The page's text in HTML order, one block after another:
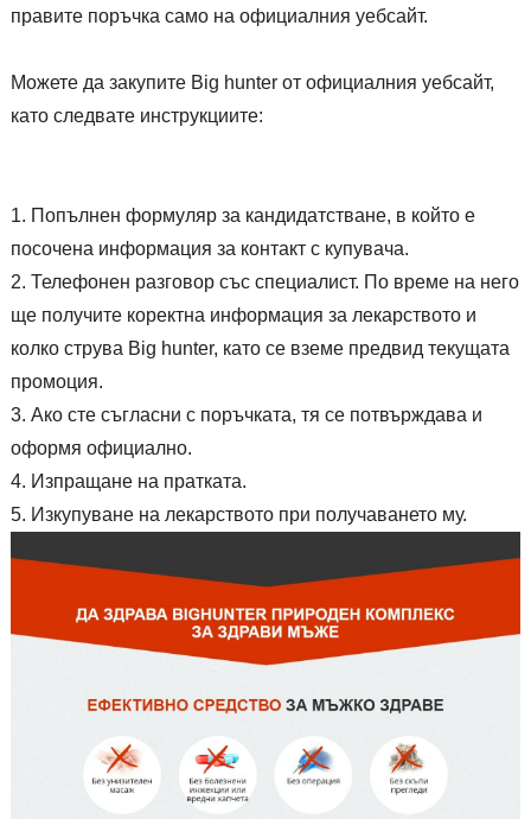
правите поръчка само на официалния уебсайт.
Можете да закупите Big hunter от официалния уебсайт,
като следвате инструкциите:
Попълнен формуляр за кандидатстване, в който е
посочена информация за контакт с купувача.
Телефонен разговор със специалист. По време на него
ще получите коректна информация за лекарството и
колко струва Big hunter, като се вземе предвид текущата
промоция.
Ако сте съгласни с поръчката, тя се потвърждава и
оформя официално.
Изпращане на пратката.
Изкупуване на лекарството при получаването му.